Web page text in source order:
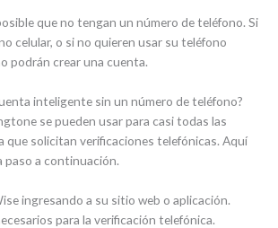
que no tengan un número de teléfono. Si
celular, o si no quieren usar su teléfono
podrán crear una cuenta.
inteligente sin un número de teléfono?
se pueden usar para casi todas las
que solicitan verificaciones telefónicas. Aquí
paso a continuación.
ingresando a su sitio web o aplicación.
para la verificación telefónica.